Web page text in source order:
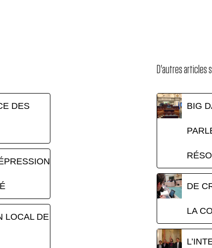
DES
LOCAL DE
D'autres articles
BIG
DE
LA